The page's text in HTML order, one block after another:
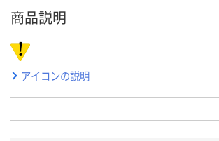
商品説明
アイコンの説明